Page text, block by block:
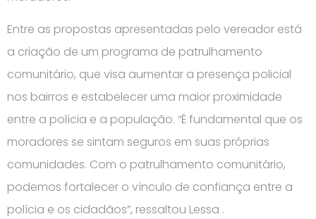
Entre as propostas apresentadas pelo vereador está
a criação de um programa de patrulhamento
comunitário, que visa aumentar a presença policial
nos bairros e estabelecer uma maior proximidade
entre a polícia e a população. “É fundamental que os
moradores se sintam seguros em suas próprias
comunidades. Com o patrulhamento comunitário,
podemos fortalecer o vínculo de confiança entre a
polícia e os cidadãos”, ressaltou Lessa .